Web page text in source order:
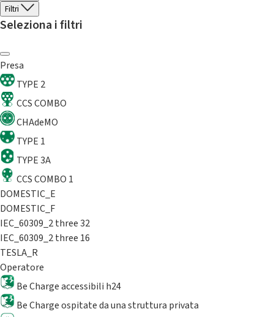
Filtri
Seleziona i filtri
Presa
TYPE 2
CCS COMBO
CHAdeMO
TYPE 1
TYPE 3A
CCS COMBO 1
DOMESTIC_E
DOMESTIC_F
IEC_60309_2 three 32
IEC_60309_2 three 16
TESLA_R
Operatore
Be Charge accessibili h24
Be Charge ospitate da una struttura privata